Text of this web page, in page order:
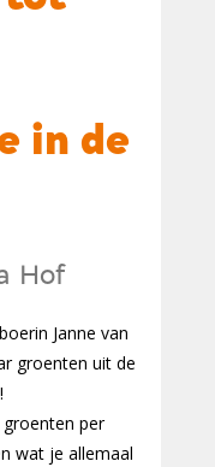
in de
Hof
Janne van
groenten uit de
groenten per
wat je allemaal